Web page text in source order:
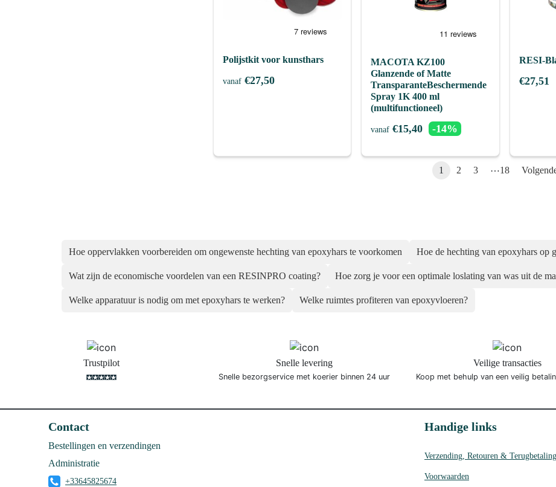
Polijstkit voor kunsthars
vanaf €27,50
MACOTA KZ100
Glanzende of Matte
TransparanteBeschermende
Spray 1K 400 ml
(multifunctioneel)
vanaf €15,40 -14%
RESI-
€27,51
1 2 3 …18
Hoe oppervlakken voorbereiden om ongewenste hechting van epoxyhars te voorkomen Hoe de hechting van epoxyhars op
Wat zijn de economische voordelen van een RESINPRO coating? Hoe zorg je voor een optimale loslating van was uit de
Welke apparatuur is nodig om met epoxyhars te werken? Welke ruimtes profiteren van epoxyvloeren?
Trustpilot Snelle levering
Snelle bezorgservice met koerier binnen 24 uur
Veilige transacties
Koop met behulp van een veilig
Contact
Bestellingen en verzendingen
Administratie
+33645825674
Handige links
Verzending, Retouren &
Voorwaarden